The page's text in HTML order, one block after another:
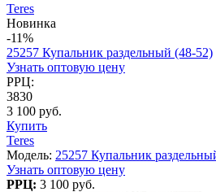
Teres
Новинка
-11%
25257 Купальник раздельный (48-52)
Узнать оптовую цену
РРЦ:
3830
3 100 руб.
Купить
Teres
Модель: 25257 Купальник
Узнать оптовую цену
РРЦ: 3 100 руб.